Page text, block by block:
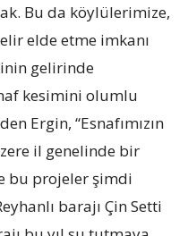
Bu da köylülerimize,
elde etme imkanı
gelirinde
kesimini olumlu
Ergin, “Esnafımızın
il genelinde bir
bu projeler şimdi
barajı Çin Setti